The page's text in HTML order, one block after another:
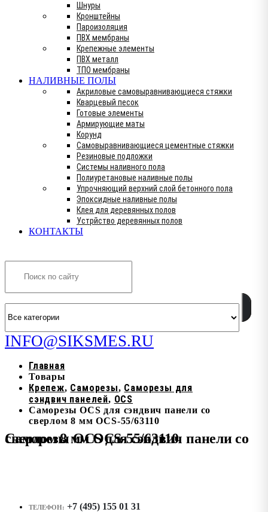
Шнуры
Кронштейны
Пароизоляция
ПВХ мембраны
Крепежные элементы
ПВХ металл
ТПО мембраны
НАЛИВНЫЕ ПОЛЫ
Акриловые самовыравнивающиеся стяжки
Кварцевый песок
Готовые элементы
Армирующие маты
Корунд
Самовыравнивающиеся цементные стяжки
Резиновые подложки
Системы наливного пола
Полиуретановые наливные полы
Упрочняющий верхний слой бетонного пола
Эпоксидные наливные полы
Клея для деревянных полов
Устрйство деревянных полов
КОНТАКТЫ
INFO@SIKSMES.RU
Главная
Товары
Крепеж, Саморезы, Саморезы для
сэндвич панелей, OCS
Саморезы OCS для сэндвич панели со
сверлом 8 мм OCS-55/63110
Саморезы OCS для сэндвич панели со сверлом 8 мм OCS-55/63110
ТЕЛЕФОН: +7 (495) 155 01 31